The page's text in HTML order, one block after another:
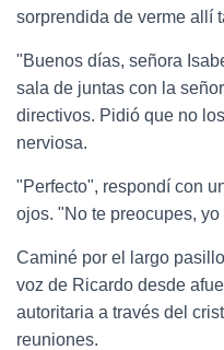
sorprendida de verme allí
"Buenos días, señora
sala de juntas con la
directivos. Pidió que no
nerviosa.
"Perfecto", respondí con
ojos. "No te preocupes,
Caminé por el largo
voz de Ricardo desde
autoritaria a través del
reuniones.